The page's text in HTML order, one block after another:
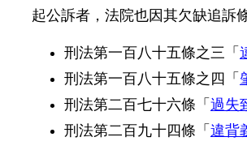
起公訴者，法院也因其欠缺追訴
刑法第一百八十五條之三「
刑法第一百八十五條之四「
刑法第二百七十六條「過失
刑法第二百九十四條「違背